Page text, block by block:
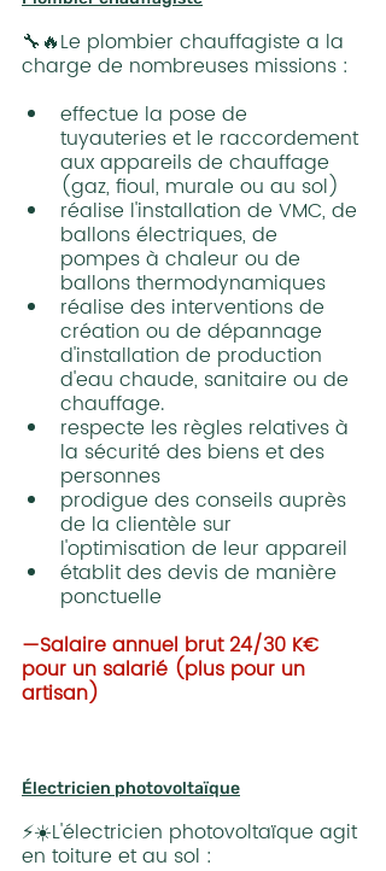
🔧🔥Le plombier chauffagiste a la
charge de nombreuses missions :
effectue la pose de
tuyauteries et le raccordement
aux appareils de chauffage
(gaz, fioul, murale ou au sol)
réalise l'installation de VMC, de
ballons électriques, de
pompes à chaleur ou de
ballons thermodynamiques
réalise des interventions de
création ou de dépannage
d'installation de production
d'eau chaude, sanitaire ou de
chauffage.
respecte les règles relatives à
la sécurité des biens et des
personnes
prodigue des conseils auprès
de la clientèle sur
l'optimisation de leur appareil
établit des devis de manière
ponctuelle
—Salaire annuel brut 24/30 K€
pour un salarié (plus pour un
artisan)
Électricien photovoltaïque
⚡☀️L'électricien photovoltaïque agit
en toiture et au sol :